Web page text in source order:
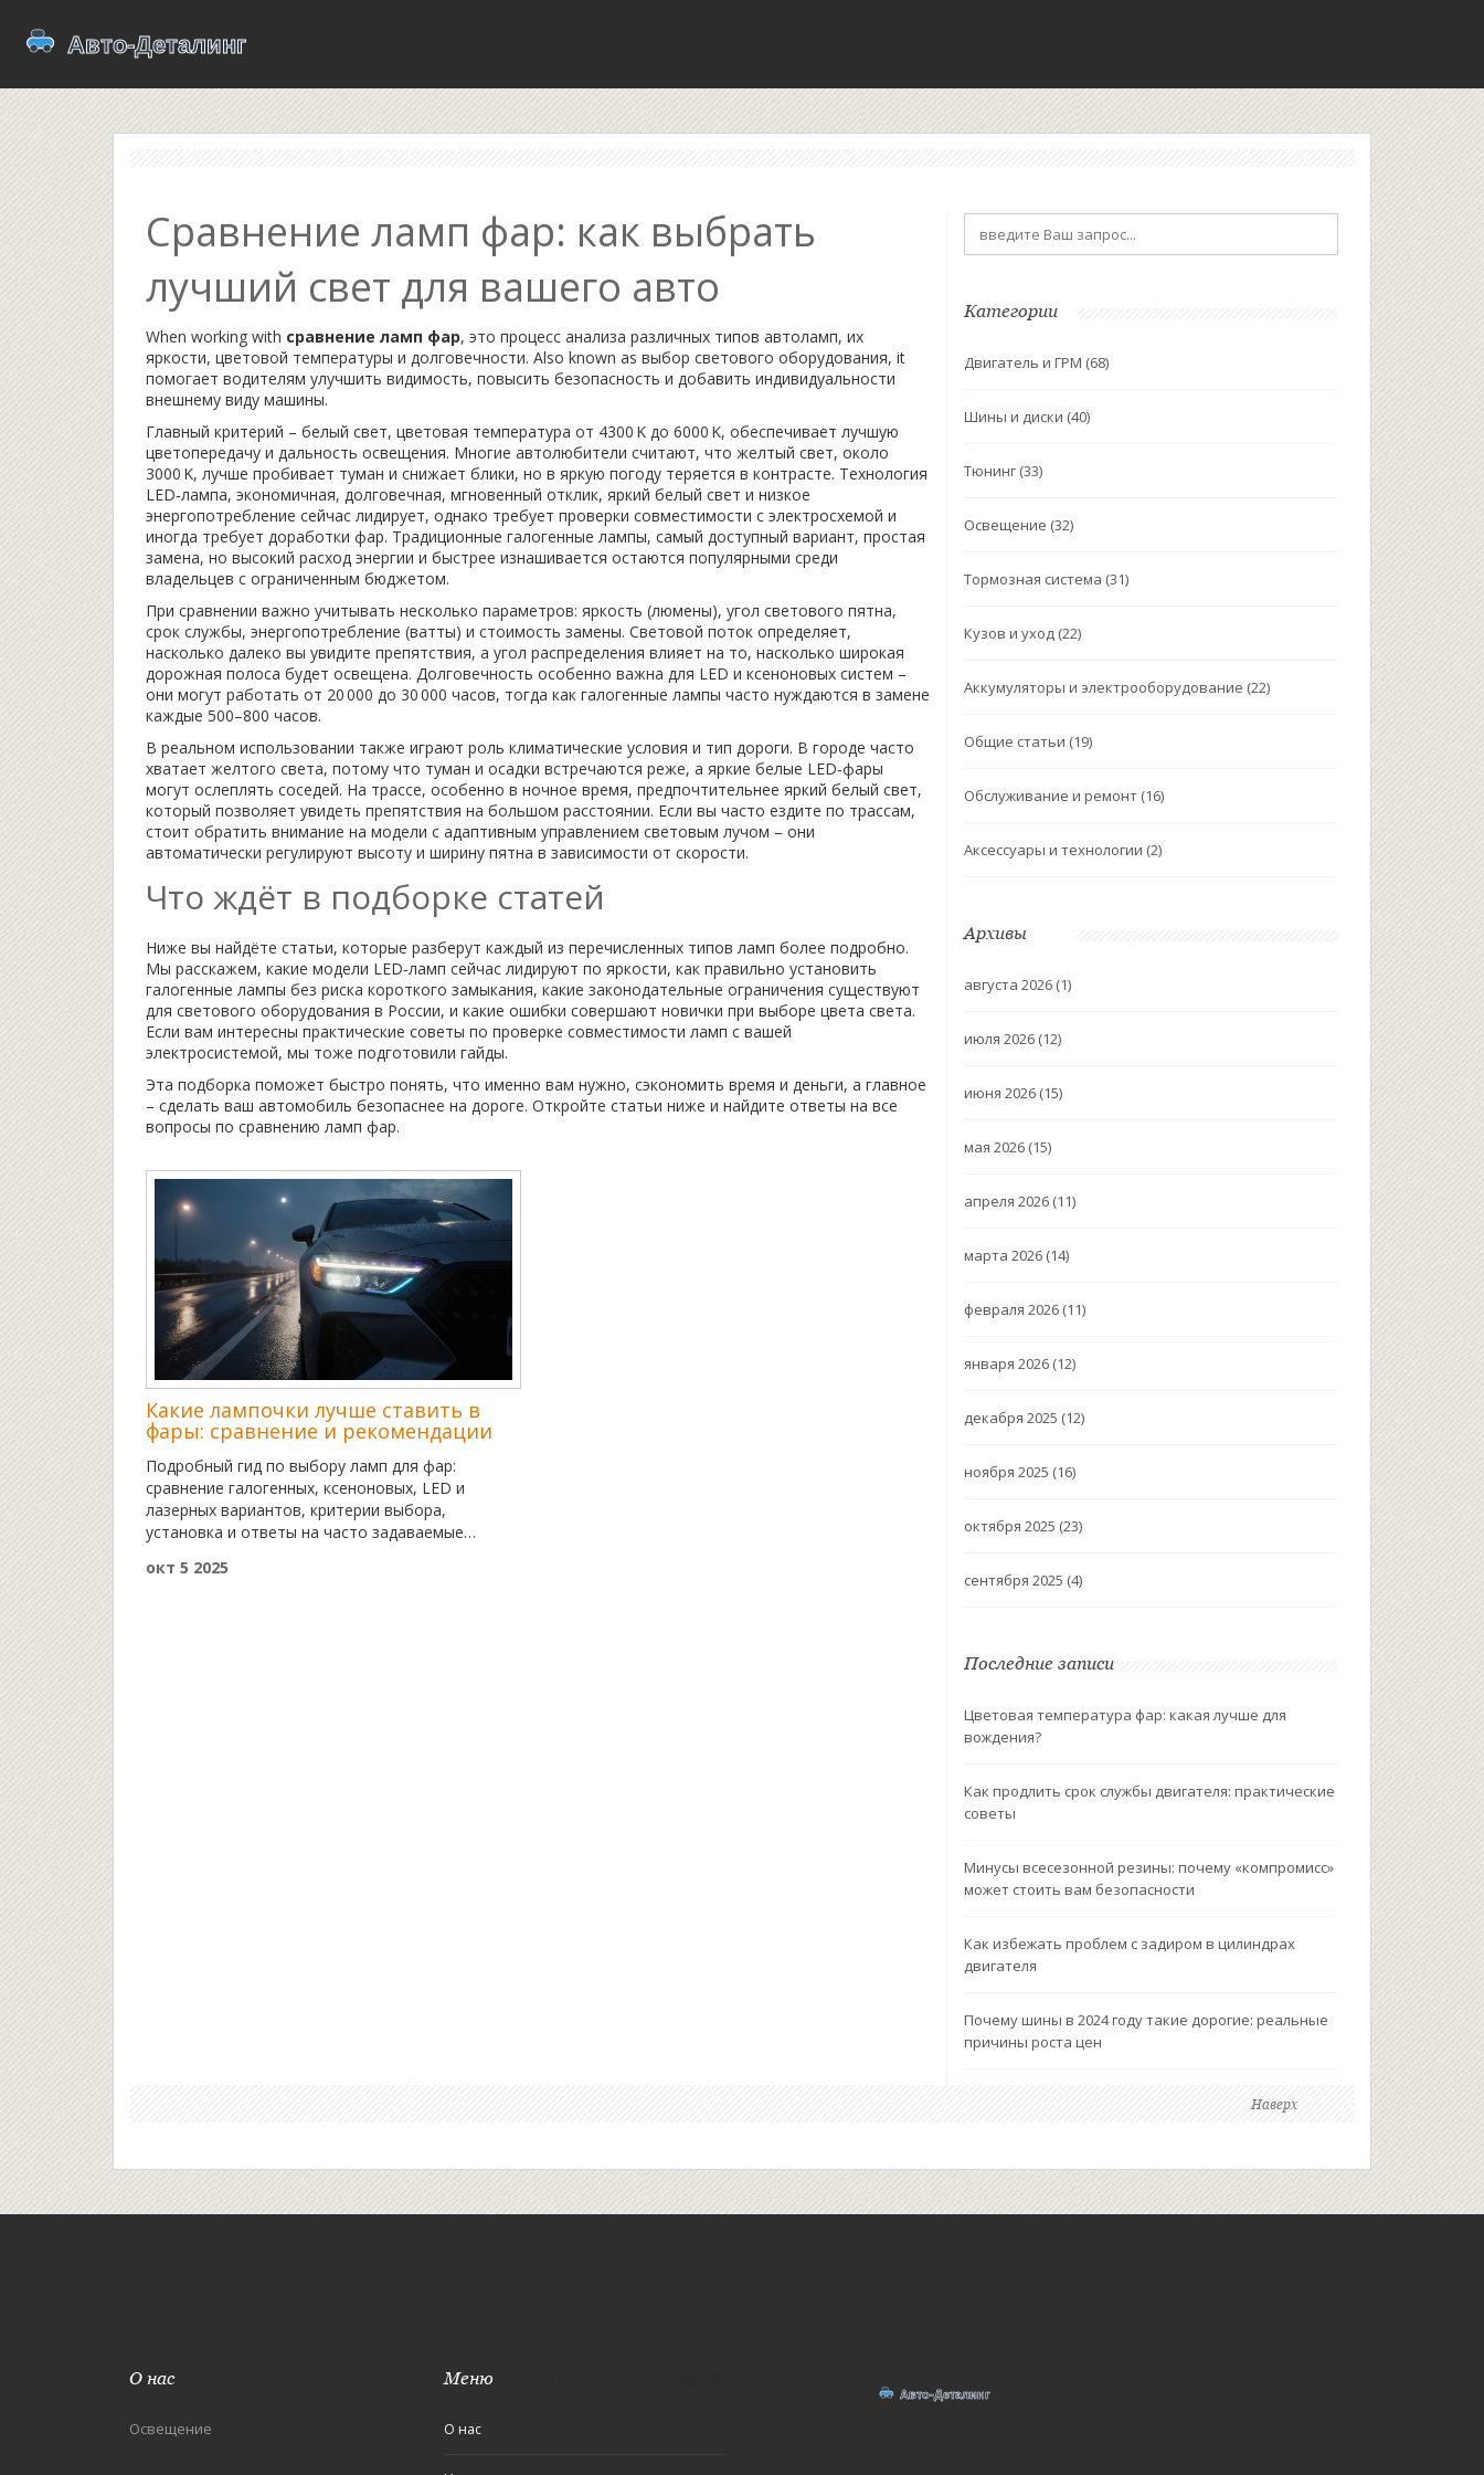
Сравнение ламп фар: как выбрать
лучший свет для вашего авто
When working with сравнение ламп фар, это процесс анализа различных типов автоламп, их
яркости, цветовой температуры и долговечности. Also known as выбор светового оборудования, it
помогает водителям улучшить видимость, повысить безопасность и добавить индивидуальности
внешнему виду машины.
Главный критерий – белый свет, цветовая температура от 4300 K до 6000 K, обеспечивает лучшую
цветопередачу и дальность освещения. Многие автолюбители считают, что желтый свет, около
3000 K, лучше пробивает туман и снижает блики, но в яркую погоду теряется в контрасте. Технология
LED‑лампа, экономичная, долговечная, мгновенный отклик, яркий белый свет и низкое
энергопотребление сейчас лидирует, однако требует проверки совместимости с электросхемой и
иногда требует доработки фар. Традиционные галогенные лампы, самый доступный вариант, простая
замена, но высокий расход энергии и быстрее изнашивается остаются популярными среди
владельцев с ограниченным бюджетом.
При сравнении важно учитывать несколько параметров: яркость (люмены), угол светового пятна,
срок службы, энергопотребление (ватты) и стоимость замены. Световой поток определяет,
насколько далеко вы увидите препятствия, а угол распределения влияет на то, насколько широкая
дорожная полоса будет освещена. Долговечность особенно важна для LED и ксеноновых систем –
они могут работать от 20 000 до 30 000 часов, тогда как галогенные лампы часто нуждаются в замене
каждые 500–800 часов.
В реальном использовании также играют роль климатические условия и тип дороги. В городе часто
хватает желтого света, потому что туман и осадки встречаются реже, а яркие белые LED‑фары
могут ослеплять соседей. На трассе, особенно в ночное время, предпочтительнее яркий белый свет,
который позволяет увидеть препятствия на большом расстоянии. Если вы часто ездите по трассам,
стоит обратить внимание на модели с адаптивным управлением световым лучом – они
автоматически регулируют высоту и ширину пятна в зависимости от скорости.
Что ждёт в подборке статей
Ниже вы найдёте статьи, которые разберут каждый из перечисленных типов ламп более подробно.
Мы расскажем, какие модели LED‑ламп сейчас лидируют по яркости, как правильно установить
галогенные лампы без риска короткого замыкания, какие законодательные ограничения существуют
для светового оборудования в России, и какие ошибки совершают новички при выборе цвета света.
Если вам интересны практические советы по проверке совместимости ламп с вашей
электросистемой, мы тоже подготовили гайды.
Эта подборка поможет быстро понять, что именно вам нужно, сэкономить время и деньги, а главное
– сделать ваш автомобиль безопаснее на дороге. Откройте статьи ниже и найдите ответы на все
вопросы по сравнению ламп фар.
Какие лампочки лучше ставить в
фары: сравнение и рекомендации
Подробный гид по выбору ламп для фар:
сравнение галогенных, ксеноновых, LED и
лазерных вариантов, критерии выбора,
установка и ответы на часто задаваемые
окт 5 2025
Категории
Двигатель и ГРМ (68)
Шины и диски (40)
Тюнинг (33)
Освещение (32)
Тормозная система (31)
Кузов и уход (22)
Аккумуляторы и электрооборудование (22)
Общие статьи (19)
Обслуживание и ремонт (16)
Аксессуары и технологии (2)
Архивы
августа 2026 (1)
июля 2026 (12)
июня 2026 (15)
мая 2026 (15)
апреля 2026 (11)
марта 2026 (14)
февраля 2026 (11)
января 2026 (12)
декабря 2025 (12)
ноября 2025 (16)
октября 2025 (23)
сентября 2025 (4)
Последние записи
Цветовая температура фар: какая лучше для
вождения?
Как продлить срок службы двигателя: практические
советы
Минусы всесезонной резины: почему «компромисс»
может стоить вам безопасности
Как избежать проблем с задиром в цилиндрах
двигателя
Почему шины в 2024 году такие дорогие: реальные
причины роста цен
Наверх
О нас
Освещение
Меню
О нас